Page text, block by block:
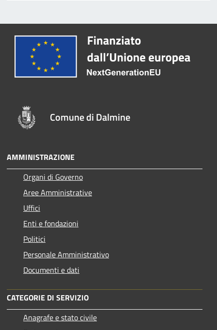
Comune di Dalmine
AMMINISTRAZIONE
Organi di Governo
Aree Amministrative
Uffici
Enti e fondazioni
Politici
Personale Amministrativo
Documenti e dati
CATEGORIE DI SERVIZIO
Anagrafe e stato civile